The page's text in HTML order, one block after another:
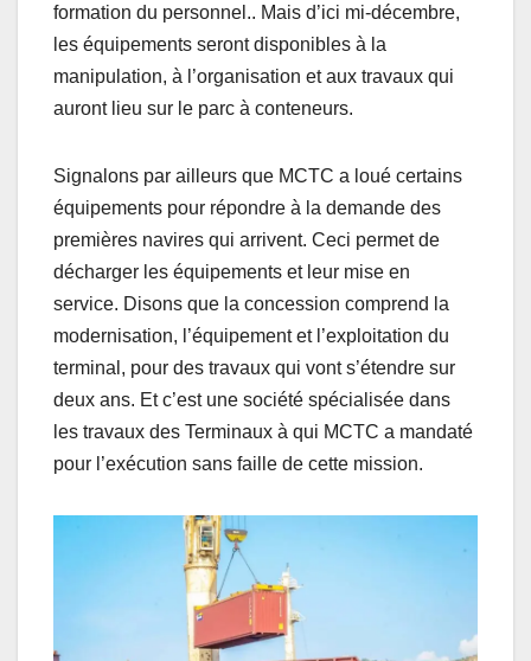
formation du personnel.. Mais d’ici mi-décembre,
les équipements seront disponibles à la
manipulation, à l’organisation et aux travaux qui
auront lieu sur le parc à conteneurs.
Signalons par ailleurs que MCTC a loué certains
équipements pour répondre à la demande des
premières navires qui arrivent. Ceci permet de
décharger les équipements et leur mise en
service. Disons que la concession comprend la
modernisation, l’équipement et l’exploitation du
terminal, pour des travaux qui vont s’étendre sur
deux ans. Et c’est une société spécialisée dans
les travaux des Terminaux à qui MCTC a mandaté
pour l’exécution sans faille de cette mission.